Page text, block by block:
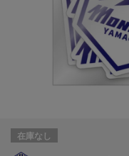
在庫なし